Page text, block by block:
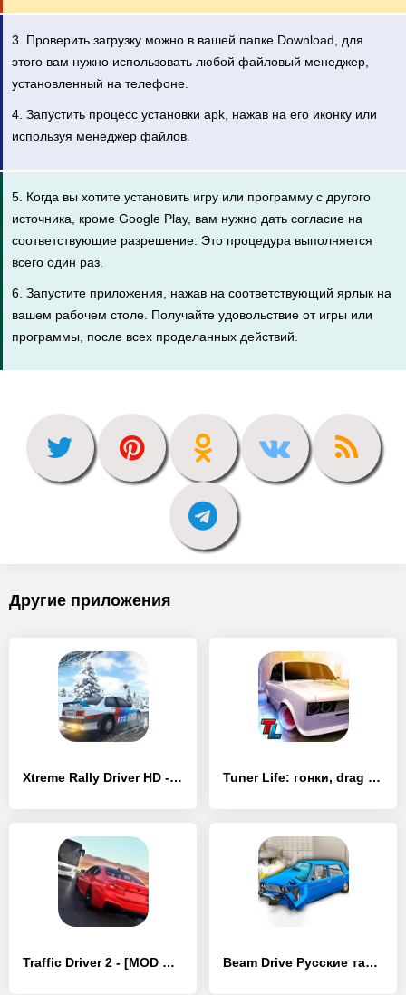
3. Проверить загрузку можно в вашей папке Download, для
этого вам нужно использовать любой файловый менеджер,
установленный на телефоне.
4. Запустить процесс установки apk, нажав на его иконку или
используя менеджер файлов.
5. Когда вы хотите установить игру или программу с другого
источника, кроме Google Play, вам нужно дать согласие на
соответствующие разрешение. Это процедура выполняется
всего один раз.
6. Запустите приложения, нажав на соответствующий ярлык на
вашем рабочем столе. Получайте удовольствие от игры или
программы, после всех проделанных действий.
Другие приложения
Xtreme Rally Driver HD - [MOD Бесконечные монеты] Tuner Life: гонки, drag racing - [MOD Бесконечные деньги]
Traffic Driver 2 - [MOD Бесконечные монеты] Beam Drive Русские тачки 2023 - [MOD Много монет]